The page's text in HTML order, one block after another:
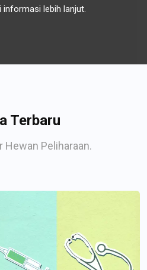
informasi lebih lanjut.
Terbaru
Hewan Peliharaan.